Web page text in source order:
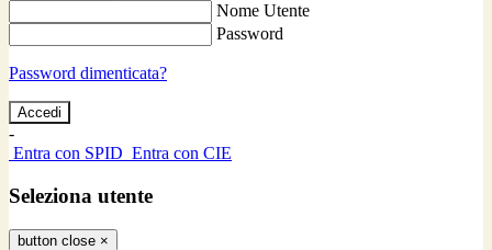
Nome Utente
Password
Password dimenticata?
-
Entra con SPID Entra con CIE
Seleziona utente
button close ×